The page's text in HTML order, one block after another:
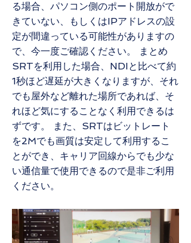
る場合、パソコン側のポート開放がで
きていない、もしくはIPアドレスの設
定が間違っている可能性がありますの
で、今一度ご確認ください。 まとめ
SRTを利用した場合、NDIと比べて約
1秒ほど遅延が大きくなりますが、それ
でも屋外など離れた場所であれば、そ
れほど気にすることなく利用できるは
ずです。 また、SRTはビットレート
を2Mでも画質は安定して利用するこ
とができ、キャリア回線からでも少な
い通信量で使用できるので是非ご利用
ください。